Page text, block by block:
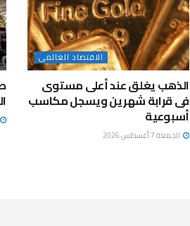
الاقتصاد العالمى
الذهب يغلق عند أعلى مستوى
فى قرابة شهرين ويسجل مكاسب
أسبوعية
الجمعة 7 أغسطس 2026